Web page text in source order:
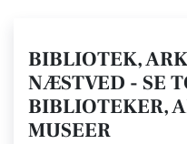
BIBLIOTEK,
NÆSTVED - SE
BIBLIOTEKER,
MUSEER